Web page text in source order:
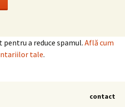
a reduce spamul. Află cum
tale.
contact